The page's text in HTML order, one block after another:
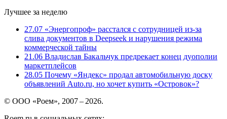
Лучшее за неделю
27.07 «Энергопроф» расстался с сотрудницей из-за
слива документов в Deepseek и нарушения режима
коммерческой тайны
21.06 Владислав Бакальчук предрекает конец дуополии
маркетплейсов
28.05 Почему «Яндекс» продал автомобильную доску
объявлений Auto.ru, но хочет купить «Островок»?
© ООО «Роем», 2007 – 2026.